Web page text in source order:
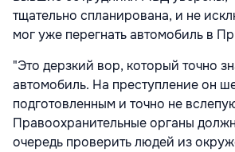
тщательно спланирована, и не
мог уже перегнать автомобиль в
"Это дерзкий вор, который точно
автомобиль. На преступление он
подготовленным и точно не
Правоохранительные органы
очередь проверить людей из